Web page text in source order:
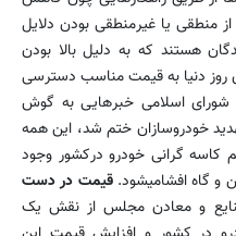
منطقی یا غیرمنطقی بودن دلایل
هستند که به دلیل بالا بودن
روز دنیا به قیمت مناسب دسترسی
شورای اسلامی خبرهایی به گوش
خودروسازان ختم شد، این همه
کاسه گرانی خودرو درکشور وجود
و گاه افشامیشود.قیمت در دست
و معادن مجلس از نقش یک